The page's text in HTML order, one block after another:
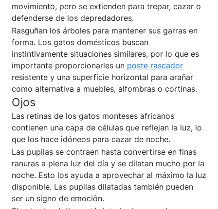
movimiento, pero se extienden para trepar, cazar o
defenderse de los depredadores.
Rasguñan los árboles para mantener sus garras en
forma. Los gatos domésticos buscan
instintivamente situaciones similares, por lo que es
importante proporcionarles un poste rascador
resistente y una superficie horizontal para arañar
como alternativa a muebles, alfombras o cortinas.
Ojos
Las retinas de los gatos monteses africanos
contienen una capa de células que reflejan la luz, lo
que los hace idóneos para cazar de noche.
Las pupilas se contraen hasta convertirse en finas
ranuras a plena luz del día y se dilatan mucho por la
noche. Esto los ayuda a aprovechar al máximo la luz
disponible. Las pupilas dilatadas también pueden
ser un signo de emoción.